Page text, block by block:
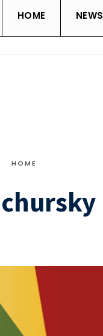
HOME NEWS
HOME